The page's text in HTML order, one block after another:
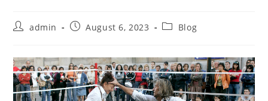
Postadmin
PostAugust 6, 2023
PostBlog